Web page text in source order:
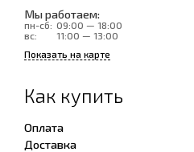
Мы работаем:
пн-сб: 09:00 — 18:00
вс:
11:00 — 13:00
Показать на карте
Как купить
Оплата
Доставка